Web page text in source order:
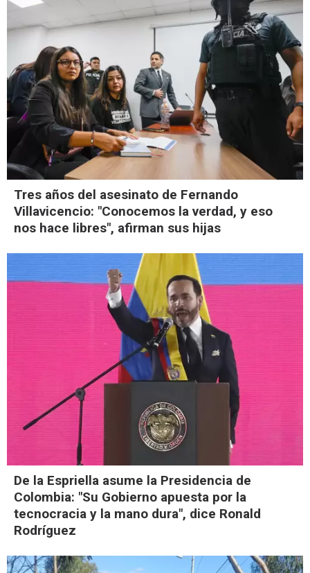
Tres años del asesinato de Fernando
Villavicencio: "Conocemos la verdad, y eso
nos hace libres", afirman sus hijas
De la Espriella asume la Presidencia de
Colombia: "Su Gobierno apuesta por la
tecnocracia y la mano dura", dice Ronald
Rodríguez